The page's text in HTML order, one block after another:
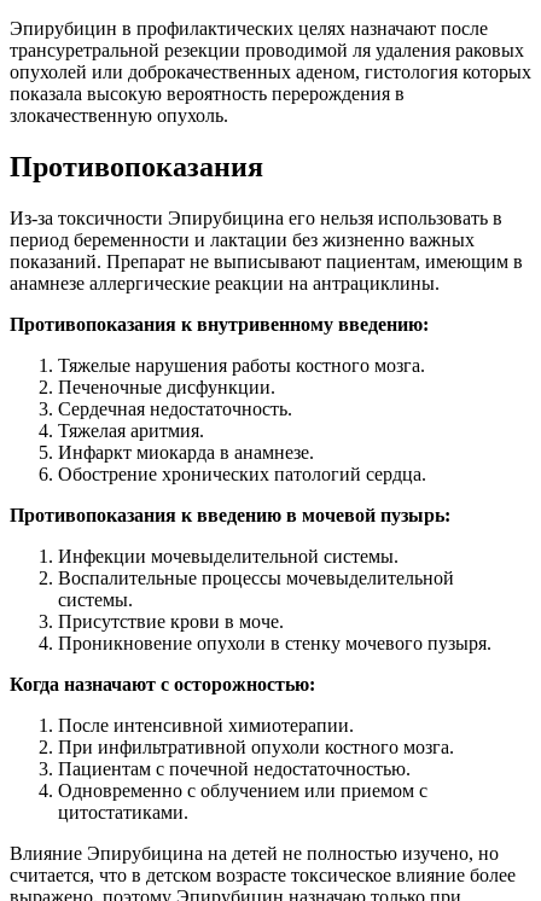
Эпирубицин в профилактических целях назначают после
трансуретральной резекции проводимой ля удаления раковых
опухолей или доброкачественных аденом, гистология которых
показала высокую вероятность перерождения в
злокачественную опухоль.
Противопоказания
Из-за токсичности Эпирубицина его нельзя использовать в
период беременности и лактации без жизненно важных
показаний. Препарат не выписывают пациентам, имеющим в
анамнезе аллергические реакции на антрациклины.
Противопоказания к внутривенному введению:
Тяжелые нарушения работы костного мозга.
Печеночные дисфункции.
Сердечная недостаточность.
Тяжелая аритмия.
Инфаркт миокарда в анамнезе.
Обострение хронических патологий сердца.
Противопоказания к введению в мочевой пузырь:
Инфекции мочевыделительной системы.
Воспалительные процессы мочевыделительной
системы.
Присутствие крови в моче.
Проникновение опухоли в стенку мочевого пузыря.
Когда назначают с осторожностью:
После интенсивной химиотерапии.
При инфильтративной опухоли костного мозга.
Пациентам с почечной недостаточностью.
Одновременно с облучением или приемом с
цитостатиками.
Влияние Эпирубицина на детей не полностью изучено, но
считается, что в детском возрасте токсическое влияние более